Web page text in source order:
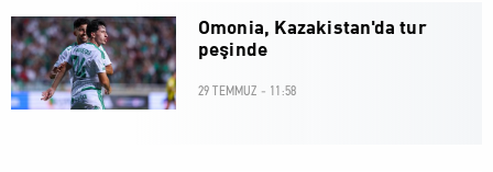
Omonia, Kazakistan'da tur
peşinde
29 TEMMUZ - 11:58